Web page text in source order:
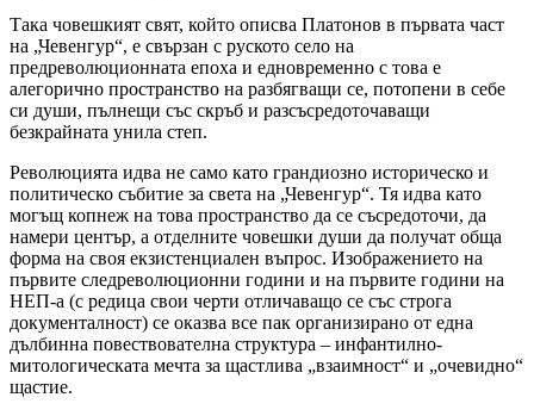
Така човешкият свят, който описва Платонов в първата част
на „Чевенгур“, е свързан с руското село на
предреволюционната епоха и едновременно с това е
алегорично пространство на разбягващи се, потопени в себе
си души, пълнещи със скръб и разсъсредоточаващи
безкрайната унила степ.
Революцията идва не само като грандиозно историческо и
политическо събитие за света на „Чевенгур“. Тя идва като
могъщ копнеж на това пространство да се съсредоточи, да
намери център, а отделните човешки души да получат обща
форма на своя екзистенциален въпрос. Изображението на
първите следреволюционни години и на първите години на
НЕП-а (с редица свои черти отличаващо се със строга
документалност) се оказва все пак организирано от една
дълбинна повествователна структура – инфантилно-
митологическата мечта за щастлива „взаимност“ и „очевидно“
щастие.